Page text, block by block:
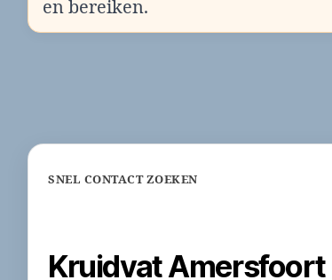
en bereiken.
SNEL CONTACT ZOEKEN
Kruidvat